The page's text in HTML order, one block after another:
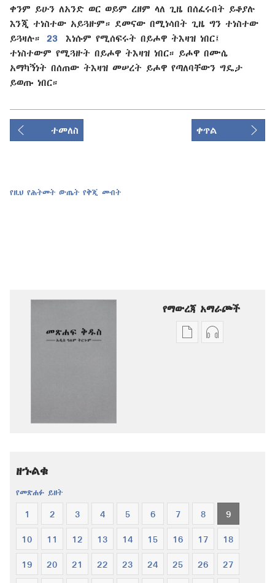
ቀንም ይሁን ለአንድ ወር ወይም ረዘም ላለ ጊዜ በሰፈሩበት ይቆያሉ
እንጂ ተነስተው አይጓዙም። ደመናው በሚነሳበት ጊዜ ግን ተነስተው
ይጓዛሉ።
23
እነሱም የሚሰፍሩት በይሖዋ ትእዛዝ ነበር፤
ተነስተውም የሚጓዙት በይሖዋ ትእዛዝ ነበር። ይሖዋ በሙሴ
አማካኝነት በሰጠው ትእዛዝ መሠረት ይሖዋ የጣለባቸውን ግዴታ
ይወጡ ነበር።
ተመለስ ቀጥል
የዚህ የሕትመት ውጤት የቅጂ መብት
የማውረጃ አማራጮች
የሕትመትኦዲዮዎችን
ዘኁልቁ
የመጽሐፉ ይዘት
1 2 3 4 5 6 7 8 9
10 11 12 13 14 15 16 17 18
19 20 21 22 23 24 25 26 27